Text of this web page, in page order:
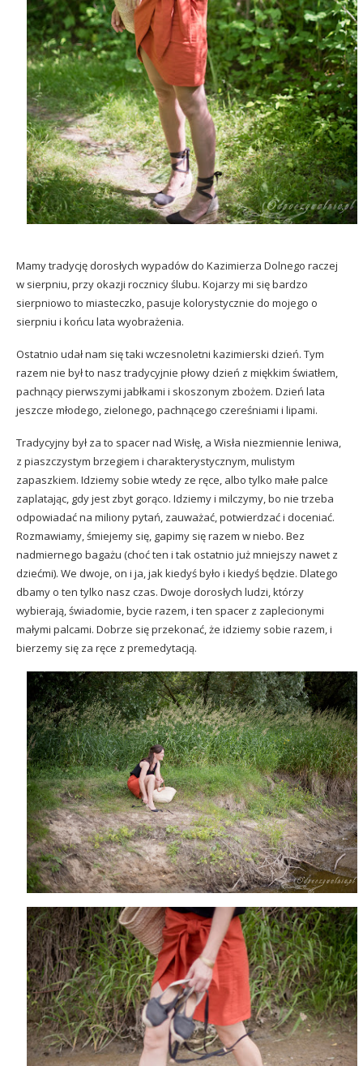
Mamy tradycję dorosłych wypadów do Kazimierza Dolnego raczej
w sierpniu, przy okazji rocznicy ślubu. Kojarzy mi się bardzo
sierpniowo to miasteczko, pasuje kolorystycznie do mojego o
sierpniu i końcu lata wyobrażenia.
Ostatnio udał nam się taki wczesnoletni kazimierski dzień. Tym
razem nie był to nasz tradycyjnie płowy dzień z miękkim światłem,
pachnący pierwszymi jabłkami i skoszonym zbożem. Dzień lata
jeszcze młodego, zielonego, pachnącego czereśniami i lipami.
Tradycyjny był za to spacer nad Wisłę, a Wisła niezmiennie leniwa,
z piaszczystym brzegiem i charakterystycznym, mulistym
zapaszkiem. Idziemy sobie wtedy ze ręce, albo tylko małe palce
zaplatając, gdy jest zbyt gorąco. Idziemy i milczymy, bo nie trzeba
odpowiadać na miliony pytań, zauważać, potwierdzać i doceniać.
Rozmawiamy, śmiejemy się, gapimy się razem w niebo. Bez
nadmiernego bagażu (choć ten i tak ostatnio już mniejszy nawet z
dziećmi). We dwoje, on i ja, jak kiedyś było i kiedyś będzie. Dlatego
dbamy o ten tylko nasz czas. Dwoje dorosłych ludzi, którzy
wybierają, świadomie, bycie razem, i ten spacer z zaplecionymi
małymi palcami. Dobrze się przekonać, że idziemy sobie razem, i
bierzemy się za ręce z premedytacją.